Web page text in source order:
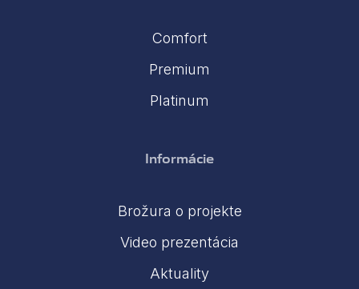
Comfort
Premium
Platinum
Informácie
Brožura o projekte
Video prezentácia
Aktuality